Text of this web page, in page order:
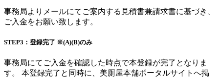
事務局よりメールにてご案内する見積書兼請求書に基づき、
ご入金をお願い致します。
STEP3：登録完了 ※(A)(B)のみ
事務局にてご入金を確認した時点で本登録が完了となりま
す。 本登録完了と同時に、美厠屋本舗ポータルサイトへ掲